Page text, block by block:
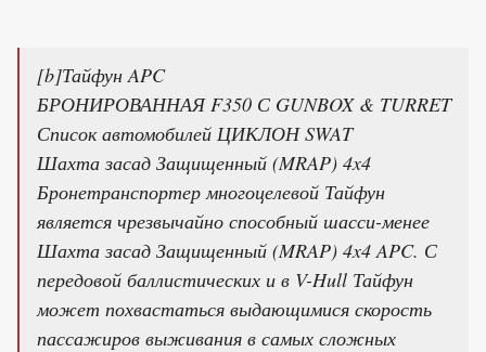
[b]Тайфун APC
БРОНИРОВАННАЯ F350 С GUNBOX & TURRET
Список автомобилей ЦИКЛОН SWAT
Шахта засад Защищенный (MRAP) 4x4
Бронетранспортер многоцелевой Тайфун
является чрезвычайно способный шасси-менее
Шахта засад Защищенный (MRAP) 4x4 APC. С
передовой баллистических и в V-Hull Тайфун
может похвастаться выдающимися скорость
пассажиров выживания в самых сложных